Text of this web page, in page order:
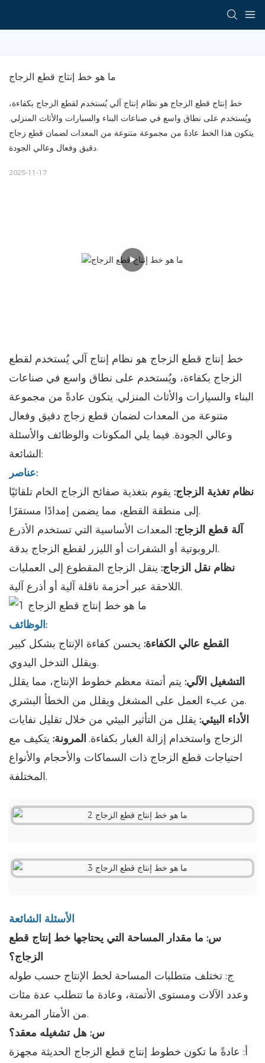
ما هو خط إنتاج قطع الزجاج
خط إنتاج قطع الزجاج هو نظام إنتاج آلي يُستخدم لقطع الزجاج بكفاءة،
ويُستخدم على نطاق واسع في صناعات البناء والسيارات والأثاث المنزلي.
يتكون هذا الخط عادةً من مجموعة متنوعة من المعدات لضمان قطع زجاج
دقيق وفعال وعالي الجودة.
2025-11-17
خط إنتاج قطع الزجاج هو نظام إنتاج آلي يُستخدم لقطع
الزجاج بكفاءة، ويُستخدم على نطاق واسع في صناعات
البناء والسيارات والأثاث المنزلي. يتكون عادةً من مجموعة
متنوعة من المعدات لضمان قطع زجاج دقيق وفعال
وعالي الجودة. فيما يلي المكونات والوظائف والأسئلة
الشائعة:
عناصر:
نظام تغذية الزجاج: يقوم بتغذية صفائح الزجاج الخام تلقائيًا
إلى منطقة القطع، مما يضمن إمدادًا مستقرًا.
آلة قطع الزجاج: المعدات الأساسية التي تستخدم الأذرع
الروبوتية أو الشفرات أو الليزر لقطع الزجاج بدقة.
نظام نقل الزجاج: ينقل الزجاج المقطوع إلى العمليات
اللاحقة عبر أحزمة ناقلة آلية أو أذرع آلية.
الوظائف:
القطع عالي الكفاءة: يحسن كفاءة الإنتاج بشكل كبير
ويقلل التدخل اليدوي.
التشغيل الآلي: يتم أتمتة معظم خطوط الإنتاج، مما يقلل
من عبء العمل على المشغل ويقلل من الخطأ البشري.
الأداء البيئي: يقلل من التأثير البيئي من خلال تقليل نفايات
الزجاج واستخدام إزالة الغبار بكفاءة. المرونة: يتكيف مع
احتياجات قطع الزجاج ذات السماكات والأحجام والأنواع
المختلفة.
الأسئلة الشائعة
س: ما مقدار المساحة التي يحتاجها خط إنتاج قطع
الزجاج؟
ج: تختلف متطلبات المساحة لخط الإنتاج حسب طوله
وعدد الآلات ومستوى الأتمتة، وعادة ما تتطلب عدة مئات
من الأمتار المربعة.
س: هل تشغيله معقد؟
أ: عادةً ما تكون خطوط إنتاج قطع الزجاج الحديثة مجهزة